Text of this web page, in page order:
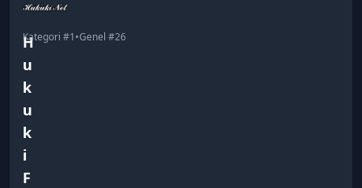
H
u
k
u
k
i
F
Kategori #1•Genel #26